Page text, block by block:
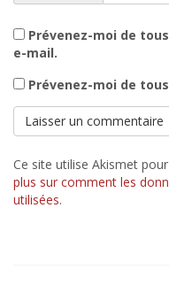
Prévenez-moi de
e-mail.
Prévenez-moi de
Ce site utilise Akismet
plus sur comment les
utilisées.